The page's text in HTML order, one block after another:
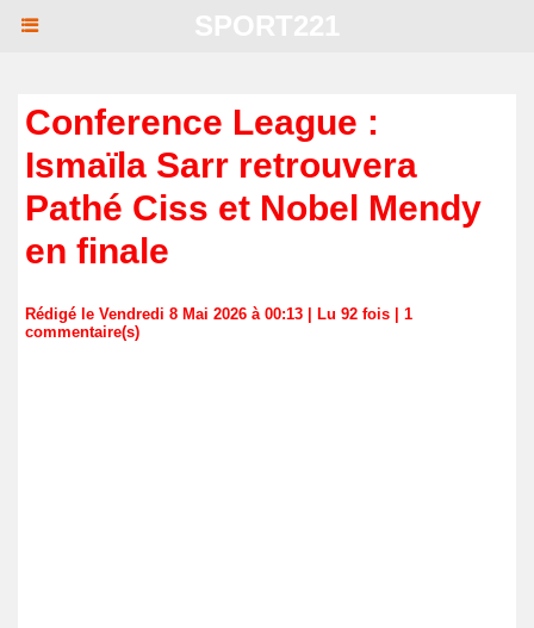
Conference League :
Ismaïla Sarr retrouvera
Pathé Ciss et Nobel Mendy
en finale
Rédigé le Vendredi 8 Mai 2026 à 00:13 | Lu 92 fois | 1
commentaire(s)